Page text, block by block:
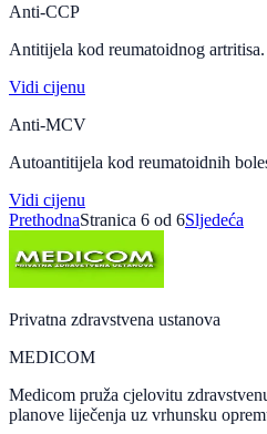
Anti-CCP
Antitijela kod reumatoidnog artritisa.
Vidi cijenu
Anti-MCV
Autoantitijela kod reumatoidnih
Vidi cijenu
PrethodnaStranica 6 od 6Sljedeća
Privatna zdravstvena ustanova
MEDICOM
Medicom pruža cjelovitu
planove liječenja uz vrhunsku